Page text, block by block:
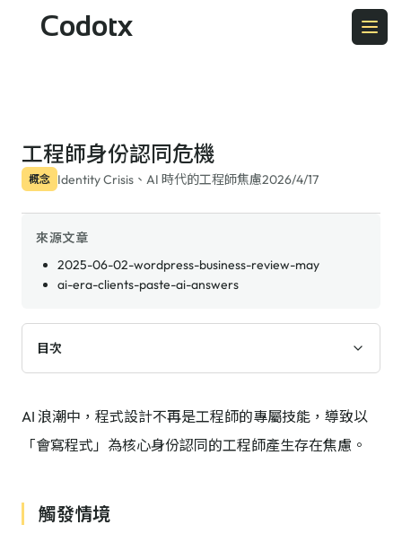
Codotx
工程師身份認同危機
概念 Identity Crisis、AI 時代的工程師焦慮2026/4/17
來源文章
2025-06-02-wordpress-business-review-may
ai-era-clients-paste-ai-answers
目次
AI 浪潮中，程式設計不再是工程師的專屬技能，導致以
「會寫程式」為核心身份認同的工程師產生存在焦慮。
觸發情境